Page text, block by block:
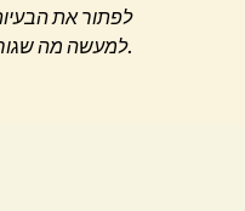
לפתור את
למעשה מה שגורם להן.